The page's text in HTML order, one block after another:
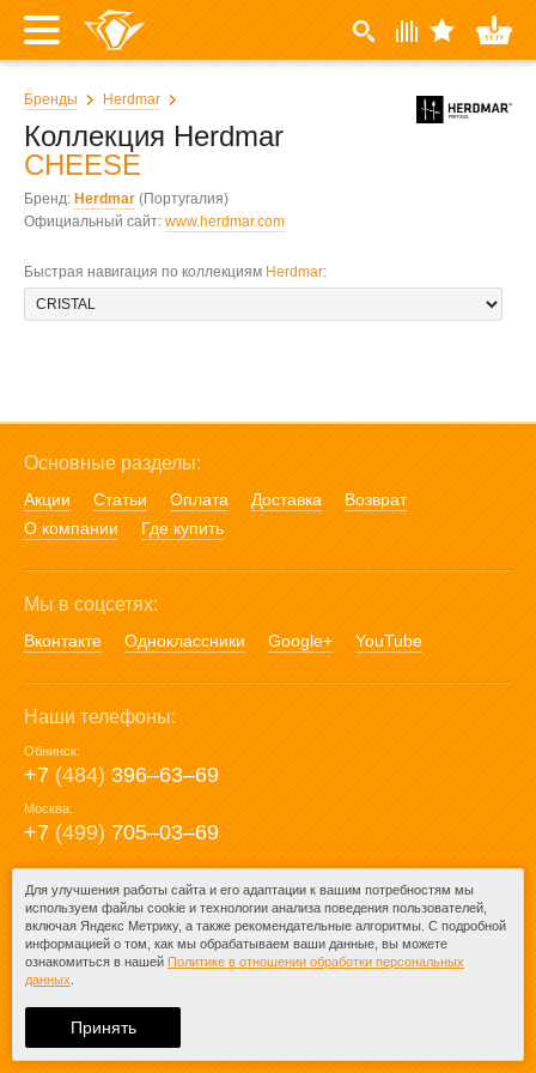
Бренды Herdmar
Коллекция Herdmar
CHEESE
Бренд: Herdmar (Португалия)
Официальный сайт: www.herdmar.com
Быстрая навигация по коллекциям Herdmar:
Основные разделы:
Акции Статьи Оплата Доставка
Возврат
О компании
Где купить
Мы в соцсетях:
Вконтакте Одноклассники Google+ YouTube
Наши телефоны:
Обнинск:
+7 (484) 396‒63‒69
Москва:
+7 (499) 705‒03‒69
E-mail:
mail@posuda40.ru
При любом копировании информации
ссылка на
Для улучшения работы сайта и его адаптации к вашим потребностям мы
используем файлы cookie и технологии анализа поведения пользователей,
включая Яндекс Метрику, а также рекомендательные алгоритмы. С подробной
информацией о том, как мы обрабатываем ваши данные, вы можете
ознакомиться в нашей Политике в отношении обработки персональных
данных
Принять